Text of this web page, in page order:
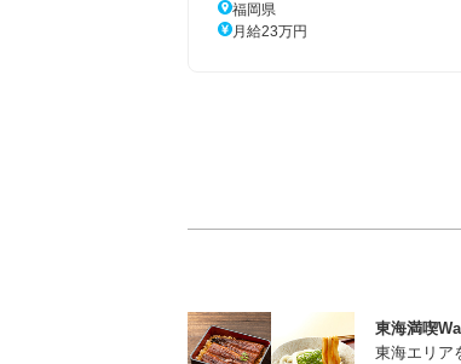
福岡県
月給23万円
東海満喫
東海エリア